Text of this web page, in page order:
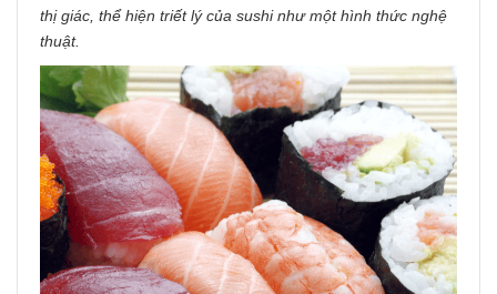
thị giác, thể hiện triết lý của sushi như một hình thức nghệ
thuật.